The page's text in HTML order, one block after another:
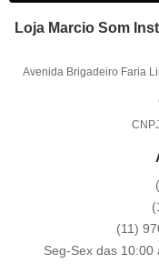
Loja Marcio Som
Avenida Brigadeiro Faria
(11)
Seg-Sex das